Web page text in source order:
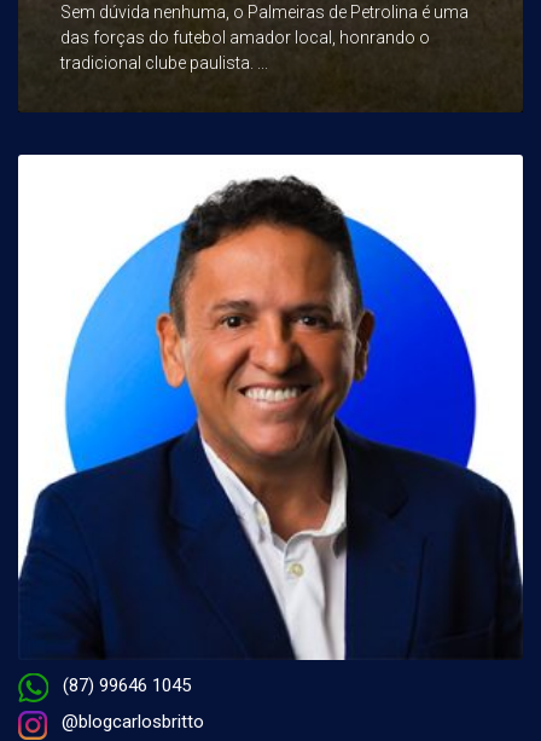
Sem dúvida nenhuma, o Palmeiras de Petrolina é uma
das forças do futebol amador local, honrando o
tradicional clube paulista. ...
(87) 99646 1045
@blogcarlosbritto